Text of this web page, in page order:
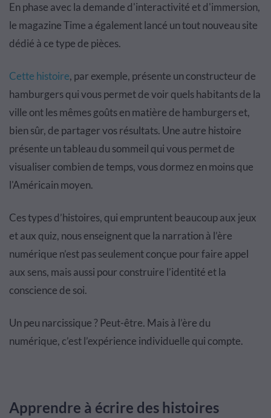
En phase avec la demande d'interactivité et d'immersion,
le magazine Time a également lancé un tout nouveau site
dédié à ce type de pièces.
Cette histoire, par exemple, présente un constructeur de
hamburgers qui vous permet de voir quels habitants de la
ville ont les mêmes goûts en matière de hamburgers et,
bien sûr, de partager vos résultats. Une autre histoire
présente un tableau du sommeil qui vous permet de
visualiser combien de temps, vous dormez en moins que
l'Américain moyen.
Ces types d’histoires, qui empruntent beaucoup aux jeux
et aux quiz, nous enseignent que la narration à l’ère
numérique n’est pas seulement conçue pour faire appel
aux sens, mais aussi pour construire l’identité et la
conscience de soi.
Un peu narcissique ? Peut-être. Mais à l’ère du
numérique, c’est l’expérience individuelle qui compte.
Apprendre à écrire des histoires